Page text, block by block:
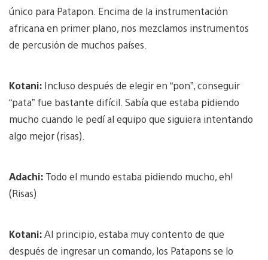
único para Patapon. Encima de la instrumentación
africana en primer plano, nos mezclamos instrumentos
de percusión de muchos países.
Kotani: Incluso después de elegir en “pon”, conseguir
“pata” fue bastante difícil. Sabía que estaba pidiendo
mucho cuando le pedí al equipo que siguiera intentando
algo mejor (risas).
Adachi: Todo el mundo estaba pidiendo mucho, eh!
(Risas)
Kotani:Al principio, estaba muy contento de que
después de ingresar un comando, los Patapons se lo